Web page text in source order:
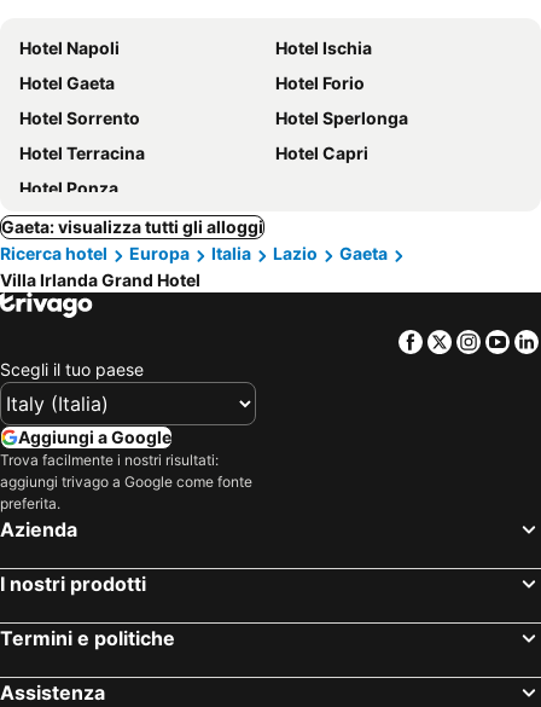
Hotel Napoli
Hotel Ischia
Hotel Gaeta
Hotel Forio
Hotel Sorrento
Hotel Sperlonga
Hotel Terracina
Hotel Capri
Hotel Ponza
Gaeta: visualizza tutti gli alloggi
Ricerca hotel
Europa Italia Lazio
Gaeta
Villa Irlanda Grand Hotel
Facebook
Twitter
Scegli il tuo paese
Aggiungi a Google
Trova facilmente i nostri risultati:
aggiungi trivago a Google come fonte
preferita.
Azienda
I nostri prodotti
Termini e politiche
Assistenza